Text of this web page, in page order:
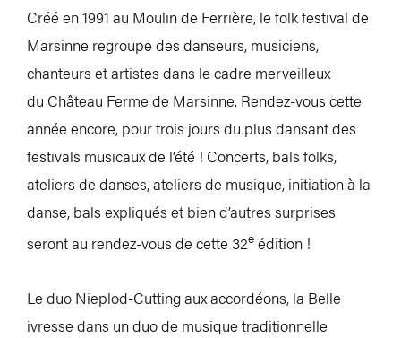
Créé en 1991 au Moulin de Ferrière, le folk festival de
Marsinne regroupe des danseurs, musiciens,
chanteurs et artistes dans le cadre merveilleux
du Château Ferme de Marsinne. Rendez-vous cette
année encore, pour trois jours du plus dansant des
festivals musicaux de l’été ! Concerts, bals folks,
ateliers de danses, ateliers de musique, initiation à la
danse, bals expliqués et bien d’autres surprises
seront au rendez-vous de cette 32e édition !
Le duo Nieplod-Cutting aux accordéons, la Belle
ivresse dans un duo de musique traditionnelle